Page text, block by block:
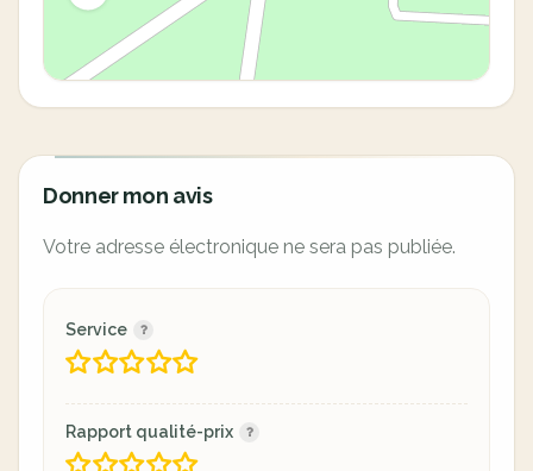
Donner mon avis
Votre adresse électronique ne sera pas publiée.
Service
Rapport qualité-prix